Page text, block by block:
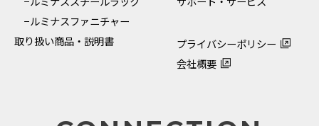
−ルミナスファニチャー
取り扱い商品・説明書
プライバシーポリシー
会社概要